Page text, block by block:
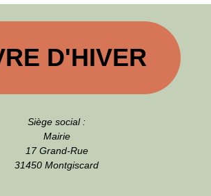
D'HIVER
Siège social :
Mairie
17 Grand-Rue
31450 Montgiscard